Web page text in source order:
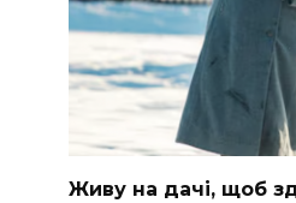
Живу на дачі, щоб